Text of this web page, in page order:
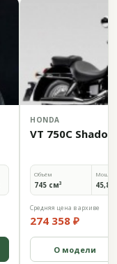
HONDA
VT 750C
Объём
745 см³ 45,8
Средняя цена в архиве
274 358 ₽
О модели